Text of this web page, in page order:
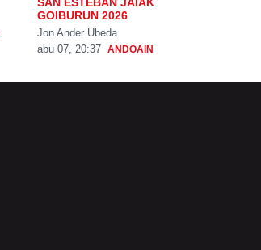
GOIBURUN 2026
Jon Ander Ubeda
abu 07, 20:37 ANDOAIN